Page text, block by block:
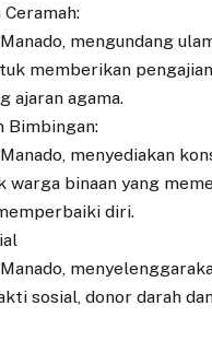
mengundang
memberikan
ajaran agama.
Bimbingan:
menyediakan
warga binaan yang
diri.
sosial, donor darah